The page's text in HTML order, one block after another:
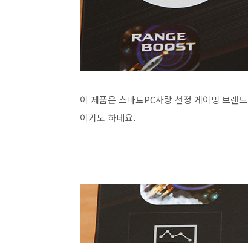
이 제품은 스마트PC사랑 선정 게이밍 브랜
이기도 하네요.